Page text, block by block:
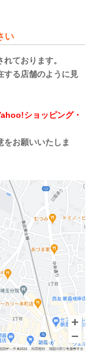
い
ております。
する店舗のように見
ショッピング・
をお願いいたしま